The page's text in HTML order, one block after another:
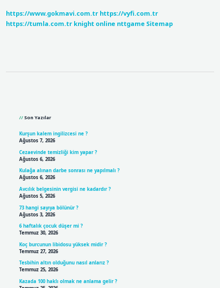
https://www.gokmavi.com.tr https://vyfi.com.tr
https://tumla.com.tr knight online nttgame Sitemap
Son Yazılar
Kurşun kalem ingilizcesi ne ?
Ağustos 7, 2026
Cezaevinde temizliği kim yapar ?
Ağustos 6, 2026
Kulağa alınan darbe sonrası ne yapılmalı ?
Ağustos 6, 2026
Avcılık belgesinin vergisi ne kadardır ?
Ağustos 5, 2026
73 hangi sayıya bölünür ?
Ağustos 3, 2026
6 haftalık çocuk düşer mi ?
Temmuz 30, 2026
Koç burcunun libidosu yüksek midir ?
Temmuz 27, 2026
Tesbihin altın olduğunu nasıl anlarız ?
Temmuz 25, 2026
Kazada 100 haklı olmak ne anlama gelir ?